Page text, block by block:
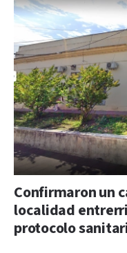
Confirmaron un
localidad
protocolo